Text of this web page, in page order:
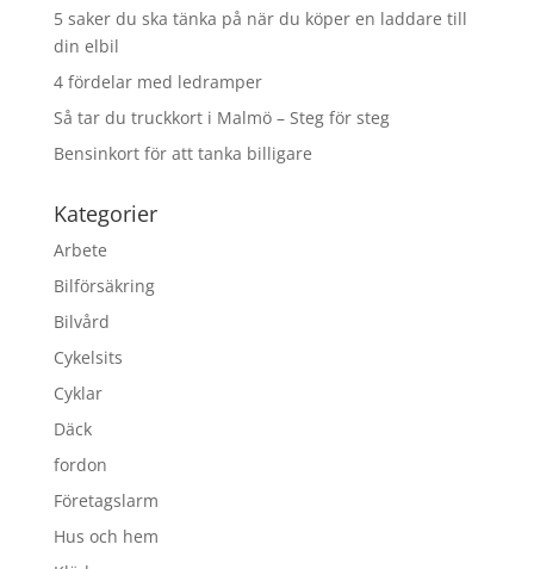
5 saker du ska tänka på när du köper en laddare till
din elbil
4 fördelar med ledramper
Så tar du truckkort i Malmö – Steg för steg
Bensinkort för att tanka billigare
Kategorier
Arbete
Bilförsäkring
Bilvård
Cykelsits
Cyklar
Däck
fordon
Företagslarm
Hus och hem